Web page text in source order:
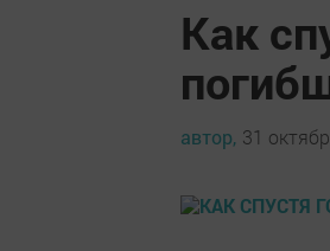
Как
автор, 31